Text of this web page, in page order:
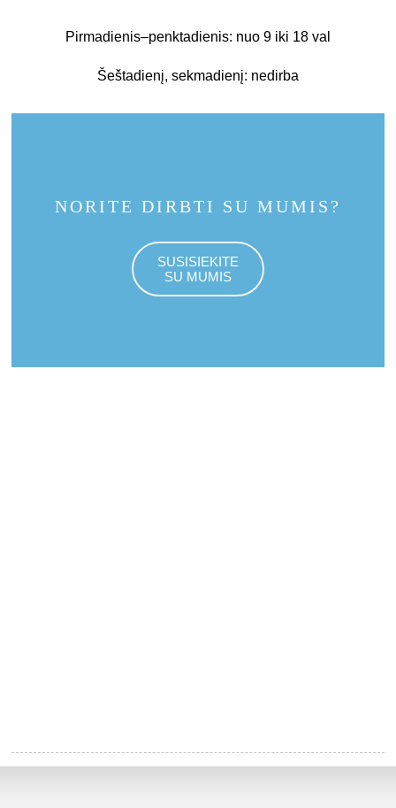
Pirmadienis–penktadienis: nuo 9 iki 18 val
Šeštadienį, sekmadienį: nedirba
NORITE DIRBTI SU MUMIS?
SUSISIEKITE
SU MUMIS